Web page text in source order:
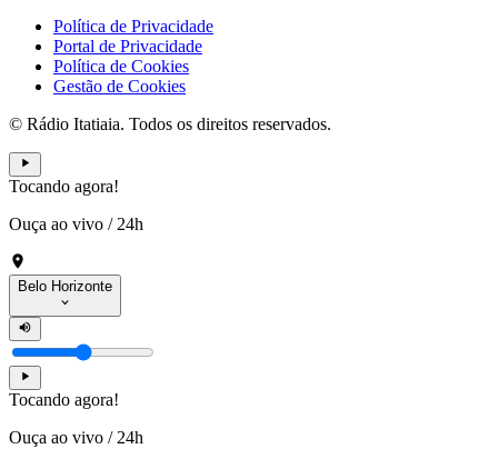
Política de Privacidade
Portal de Privacidade
Política de Cookies
Gestão de Cookies
© Rádio Itatiaia. Todos os direitos reservados.
Tocando agora!
Ouça ao vivo /24h
Belo Horizonte
Tocando agora!
Ouça ao vivo /24h